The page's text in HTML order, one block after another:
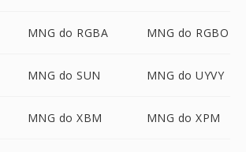
MNG do RGBA MNG do RGBO
MNG do SUN MNG do UYVY
MNG do XBM MNG do XPM